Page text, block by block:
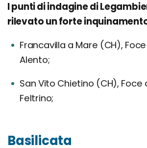
I punti di indagine di
rilevato un forte
Francavilla a Mare (CH),
Alento;
San Vito Chietino (CH), Foce
Feltrino;
Basilicata